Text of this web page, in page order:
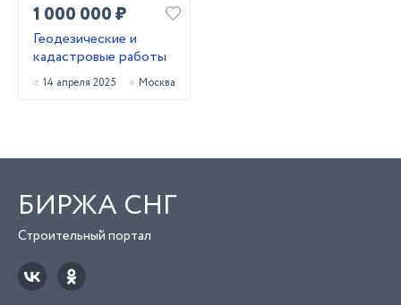
1 000 000 ₽
Геодезические и
кадастровые работы
14 апреля 2025 Москва
БИРЖА СНГ
Строительный портал